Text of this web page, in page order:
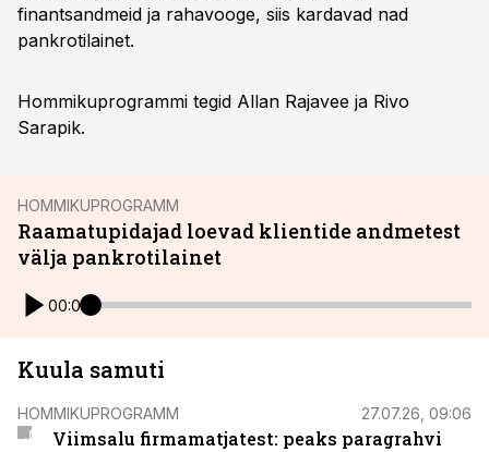
finantsandmeid ja rahavooge, siis kardavad nad
pankrotilainet.
Hommikuprogrammi tegid Allan Rajavee ja Rivo
Sarapik.
HOMMIKUPROGRAMM
Raamatupidajad loevad klientide andmetest
välja pankrotilainet
00:00
Kuula samuti
HOMMIKUPROGRAMM 27.07.26, 09:06
Viimsalu firmamatjatest: peaks paragrahvi